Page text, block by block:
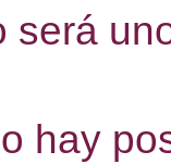
será
hay